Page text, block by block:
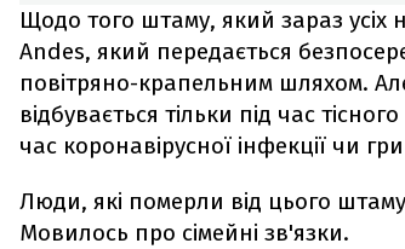
Щодо того штаму, який зараз усіх
Andes, який передається
повітряно-крапельним шляхом.
відбувається тільки під час
час коронавірусної інфекції чи
Люди, які померли від цього
Мовилось про сімейні зв'язки.